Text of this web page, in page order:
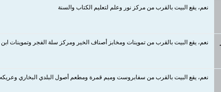
نعم، يقع البيت بالقرب من مركز نور وعلم لتعليم الكتاب والسنة
نعم، يقع البيت بالقرب من تموينات ومخابز أصناف الخير ومركز سلة الفجر وتموينات ابن
نعم، يقع البيت بالقرب من سفابروست وميم قمرة ومطعم أصول البلدي البخاري